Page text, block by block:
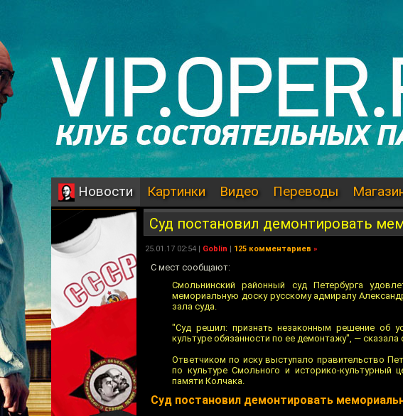
Новости Картинки Видео Переводы
Суд постановил демонтировать
25.01.17 02:54 | Goblin | 125 комментариев »
С мест сообщают:
Смольнинский районный суд Петербурга
мемориальную доску русскому адмиралу
зала суда.
"Суд решил: признать незаконным решение об
культуре обязанности по ее демонтажу", — сказала
Ответчиком по иску выступало правительство
по культуре Смольного и историко-культурный
памяти Колчака.
Суд постановил демонтировать